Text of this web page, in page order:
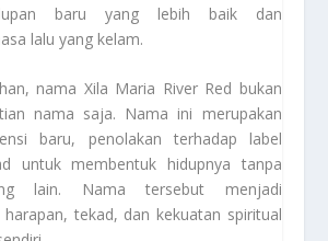
baru yang lebih baik dan
lalu yang kelam.
nama Xila Maria River Red bukan
nama saja. Nama ini merupakan
baru, penolakan terhadap label
untuk membentuk hidupnya tanpa
lain. Nama tersebut menjadi
tekad, dan kekuatan spiritual